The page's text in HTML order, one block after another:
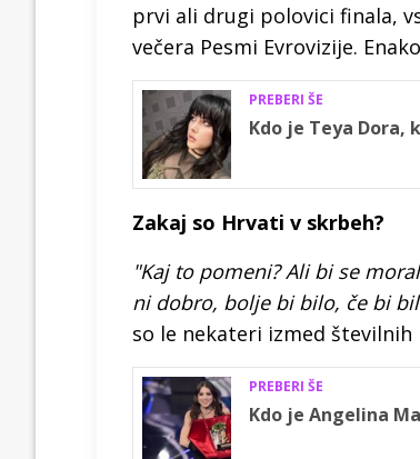
prvi ali drugi polovici finala,
večera Pesmi Evrovizije.
PREBERI ŠE
Kdo je Teya Dora,
Zakaj so Hrvati v skrbeh?
"Kaj to pomeni? Ali bi se
ni dobro, bolje bi bilo, če bi
so le nekateri izmed
PREBERI ŠE
Kdo je Angelina